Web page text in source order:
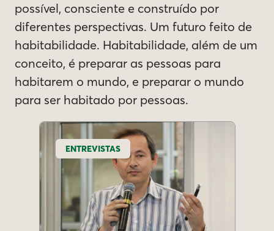
possível, consciente e construído por
diferentes perspectivas. Um futuro feito de
habitabilidade. Habitabilidade, além de um
conceito, é preparar as pessoas para
habitarem o mundo, e preparar o mundo
para ser habitado por pessoas.
ENTREVISTAS